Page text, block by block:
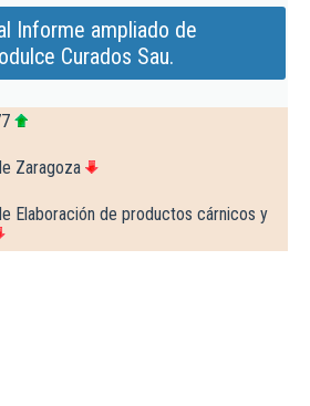
Informe ampliado de
Curados Sau.
Zaragoza
Elaboración de productos cárnicos y